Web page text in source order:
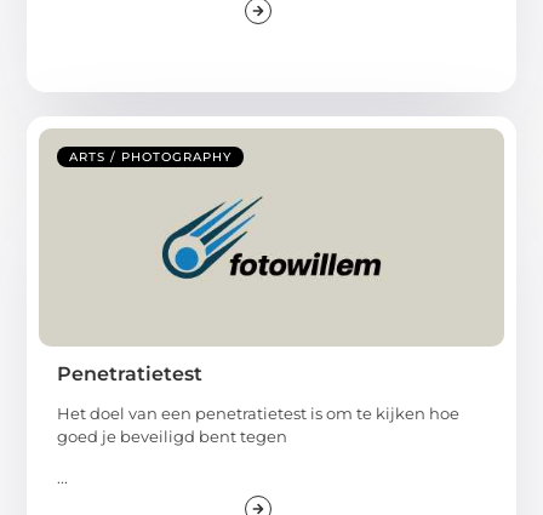
ARTS / PHOTOGRAPHY
Penetratietest
Het doel van een penetratietest is om te kijken hoe
goed je beveiligd bent tegen
...